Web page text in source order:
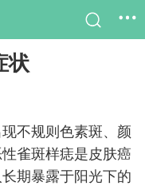
状
不规则色素斑、颜
雀斑样痣是皮肤癌
期暴露于阳光下的